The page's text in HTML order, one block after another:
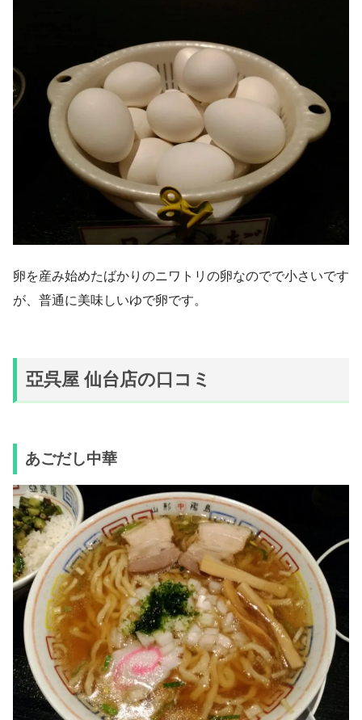
卵を産み始めたばかりのニワトリの卵なのでで小さいです
が、普通に美味しいゆで卵です。
亞呉屋 仙台店の口コミ
あごだし中華